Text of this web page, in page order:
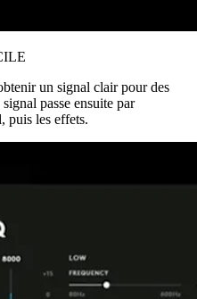
un signal clair pour des
passe ensuite par
puis les effets.